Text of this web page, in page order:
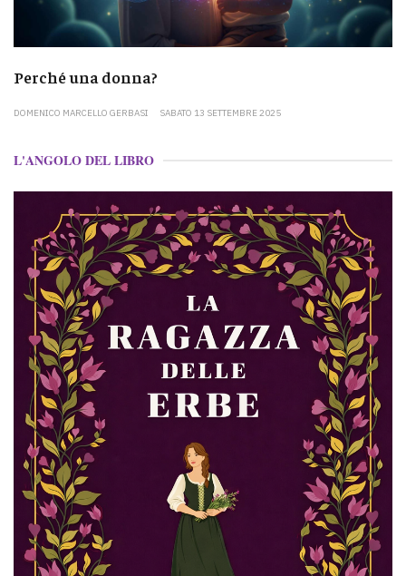
Perché una donna?
DOMENICO MARCELLO GERBASI SABATO 13 SETTEMBRE 2025
L'ANGOLO DEL LIBRO